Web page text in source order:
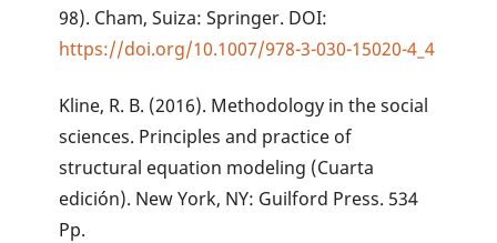
98). Cham, Suiza: Springer. DOI:
https://doi.org/10.1007/978-3-030-15020-4_4
Kline, R. B. (2016). Methodology in the social
sciences. Principles and practice of
structural equation modeling (Cuarta
edición). New York, NY: Guilford Press. 534
Pp.